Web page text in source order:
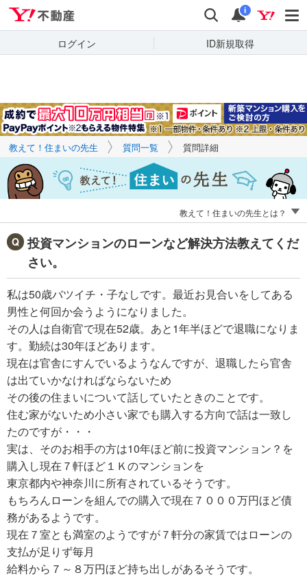
検索 通知
i
ログイン ID新規取得
キーワードで
質問を探す
教えて！住まいの先生 質問一覧 質問詳細
教えて！住まいの先生とは？
投資マンションのローンなど解決方法教えてくだ
さい。
私は50歳バツイチ・子なしです。最近お見合いをしてある
男性と何回か会うようになりました。
その人は自衛官で現在52歳。あと1年半ほどで退職になりま
す。勤続は30年ほどあります。
現在は官舎にすんでいるようなんですが、退職したら官舎
は出ていかなければならないため
その後の住まいについて話していたときのことです。
住む家がないため小さい家でも購入する方向で話は一致し
たのですが・・・
実は、そのお相手の方は10年ほど前に投資マンション？を
購入し現在７軒ほど１Ｋのマンションを
東京都内や神奈川に所有されているそうです。
もちろんローンを組んでの購入で現在７０００万円ほど債
務があるようです。
現在７室とも満室のようですが７軒分の家賃ではローンの
支払が足りず毎月
給料から７～８万円ほど持ち出しがあるそうです。